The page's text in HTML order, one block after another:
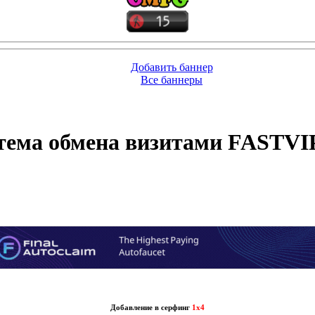
Добавить баннер
Все баннеры
обмена визитами
Добавление в серфинг 1x4